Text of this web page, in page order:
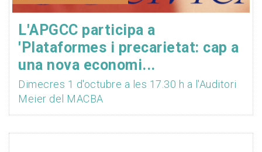
L'APGCC participa a
'Plataformes i precarietat: cap a
una nova economi...
Dimecres 1 d'octubre a les 17.30 h a l'Auditori
Meier del MACBA